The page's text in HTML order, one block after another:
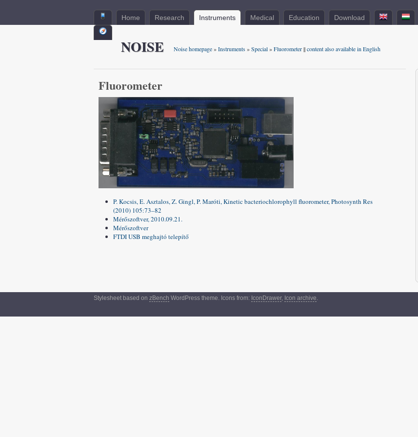
Home Research Instruments Medical Education Download
NOISE Noise homepage»Instruments»Special»Fluorometer||content also available in English
Fluorometer
P. Kocsis, E. Asztalos, Z. Gingl, P. Maróti, Kinetic bacteriochlorophyll fluorometer, Photosynth Res
(2010) 105:73–82
Mérőszoftver, 2010.09.21.
Mérőszoftver
FTDI USB meghajtó telepítő
Stylesheet based on zBench WordPress theme. Icons from: IconDrawer, Icon archive.